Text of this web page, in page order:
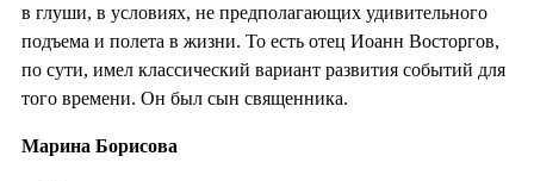
в глуши, в условиях, не предполагающих удивительного
подъема и полета в жизни. То есть отец Иоанн Восторгов,
по сути, имел классический вариант развития событий для
того времени. Он был сын священника.
Марина Борисова